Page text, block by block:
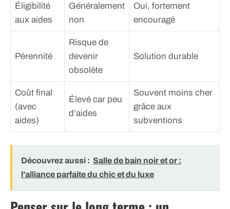
Éligibilité
aux aides
Généralement
non
Oui, fortement
encouragé
Pérennité
Risque de
devenir
obsolète
Solution durable
Coût final
(avec
aides)
Élevé car peu
d’aides
Souvent moins cher
grâce aux
subventions
Découvrez aussi : Salle de bain noir et or :
l'alliance parfaite du chic et du luxe